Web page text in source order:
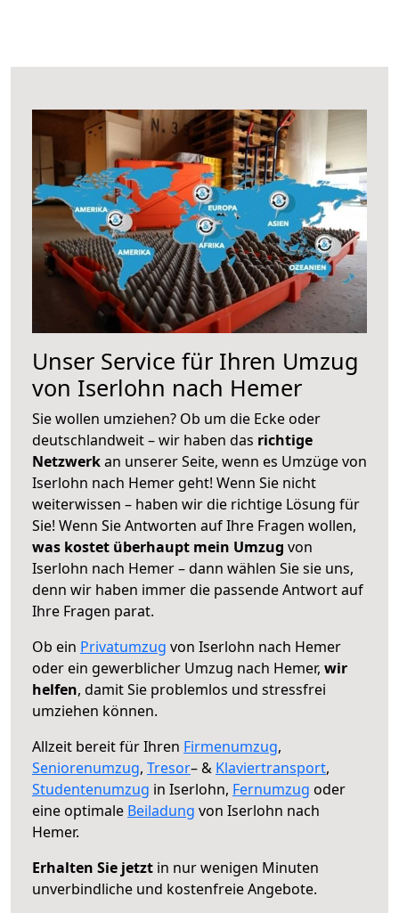
Unser Service für Ihren Umzug
von Iserlohn nach Hemer
Sie wollen umziehen? Ob um die Ecke oder
deutschlandweit – wir haben das richtige
Netzwerkan unserer Seite, wenn es Umzüge von
Iserlohn nach Hemer geht! Wenn Sie nicht
weiterwissen – haben wir die richtige Lösung für
Sie! Wenn Sie Antworten auf Ihre Fragen wollen,
was kostet überhaupt mein Umzug von
Iserlohn nach Hemer – dann wählen Sie sie uns,
denn wir haben immer die passende Antwort auf
Ihre Fragen parat.
Ob ein Privatumzug von Iserlohn nach Hemer
oder ein gewerblicher Umzug nach Hemer, wir
helfen, damit Sie problemlos und stressfrei
umziehen können.
Allzeit bereit für Ihren Firmenumzug,
Seniorenumzug, Tresor– & Klaviertransport,
Studentenumzug in Iserlohn, Fernumzug oder
eine optimale Beiladung von Iserlohn nach
Hemer.
Erhalten Sie jetzt in nur wenigen Minuten
unverbindliche und kostenfreie Angebote.